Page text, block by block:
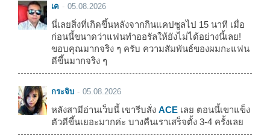
เค 05.08.2026
นี่เลยสิ่งที่เกิดขึ้นหลังจากกินแคปซูลไป 15 นาที เมื่อ
ก่อนนี้ขนาดว่าแฟนทำออรัลให้ยังไม่ได้อย่างนี้เลย!
ขอบคุณมากจริง ๆ ครับ ความสัมพันธ์ของผมกะแฟน
ดีขึ้นมากจริง ๆ
กระจิบ 05.08.2026
หลังสามีอ่านเว็บนี้ เขารีบสั่ง ACE เลย ตอนนี้เขาแข็ง
ตัวดีขึ้นเยอะมากค่ะ บางคืนเราเสร็จตั้ง 3-4 ครั้งเลย